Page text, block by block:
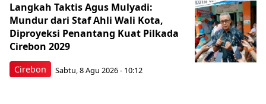
Cirebon
Langkah Taktis Agus Mulyadi:
Mundur dari Staf Ahli Wali Kota,
Diproyeksi Penantang Kuat Pilkada
Cirebon 2029
Sabtu, 8 Agu 2026 - 10:12